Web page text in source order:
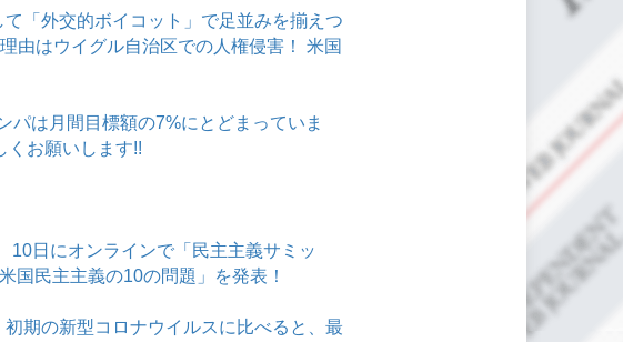
「外交的ボイコット」で足並みを揃えつ
由はウイグル自治区での人権侵害！ 米国
パは月間目標額の7%にとどまっていま
くお願いします!!
10日にオンラインで「民主主義サミッ
国民主主義の10の問題」を発表！
期の新型コロナウイルスに比べると、最